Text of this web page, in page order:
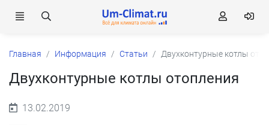
Главная Информация Статьи Двухконтурные котлы
Двухконтурные котлы отопления
13.02.2019